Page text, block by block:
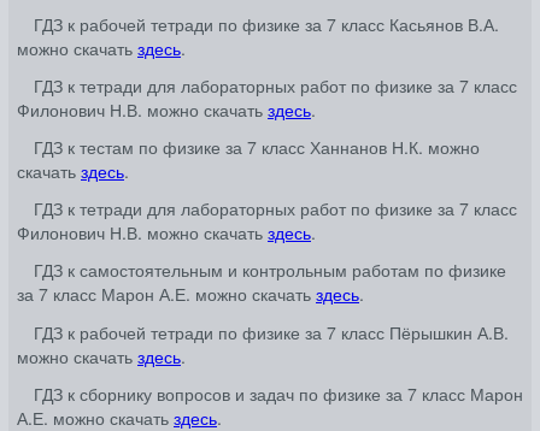
ГДЗ к рабочей тетради по физике за 7 класс Касьянов В.А.
можно скачать здесь.
ГДЗ к тетради для лабораторных работ по физике за 7 класс
Филонович Н.В. можно скачать здесь.
ГДЗ к тестам по физике за 7 класс Ханнанов Н.К. можно
скачать здесь.
ГДЗ к тетради для лабораторных работ по физике за 7 класс
Филонович Н.В. можно скачать здесь.
ГДЗ к самостоятельным и контрольным работам по физике
за 7 класс Марон А.Е. можно скачать здесь.
ГДЗ к рабочей тетради по физике за 7 класс Пёрышкин А.В.
можно скачать здесь.
ГДЗ к сборнику вопросов и задач по физике за 7 класс Марон
А.Е. можно скачать здесь.